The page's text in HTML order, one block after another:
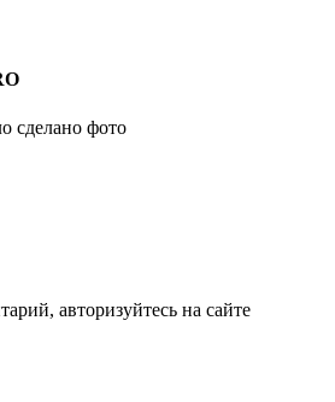
сделано фото
авторизуйтесь на сайте